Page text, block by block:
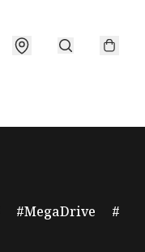
MegaDrive